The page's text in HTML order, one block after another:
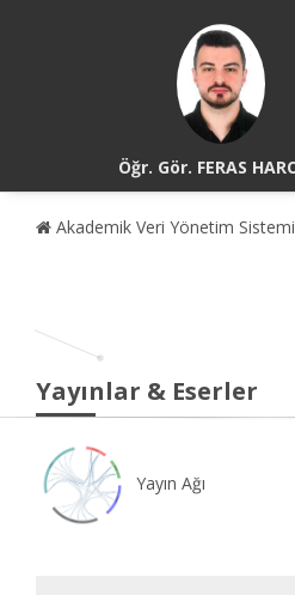
Öğr. Gör. FERAS
Akademik Veri Yönetim Sistemi
Yayınlar & Eserler
Yayın Ağı